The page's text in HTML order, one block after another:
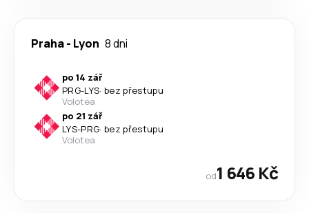
Praha- Lyon 8 dni
po 14 zář
PRG-LYS· bez přestupu
Volotea
po 21 zář
LYS-PRG· bez přestupu
Volotea
od1 646 Kč